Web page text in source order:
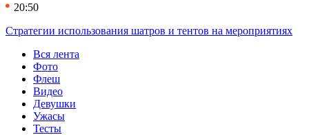
20:50
Стратегии использования шатров и тентов на мероприятиях
Вся лента
Фото
Флеш
Видео
Девушки
Ужасы
Тесты